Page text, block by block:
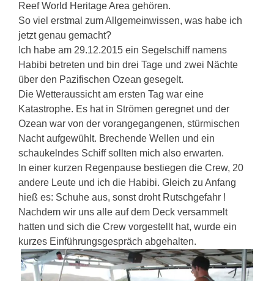
Reef World Heritage Area gehören.
So viel erstmal zum Allgemeinwissen, was habe ich
jetzt genau gemacht?
Ich habe am 29.12.2015 ein Segelschiff namens
Habibi betreten und bin drei Tage und zwei Nächte
über den Pazifischen Ozean gesegelt.
Die Wetteraussicht am ersten Tag war eine
Katastrophe. Es hat in Strömen geregnet und der
Ozean war von der vorangegangenen, stürmischen
Nacht aufgewühlt. Brechende Wellen und ein
schaukelndes Schiff sollten mich also erwarten.
In einer kurzen Regenpause bestiegen die Crew, 20
andere Leute und ich die Habibi. Gleich zu Anfang
hieß es: Schuhe aus, sonst droht Rutschgefahr !
Nachdem wir uns alle auf dem Deck versammelt
hatten und sich die Crew vorgestellt hat, wurde ein
kurzes Einführungsgespräch abgehalten.